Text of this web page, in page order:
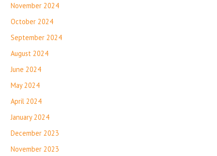
November 2024
October 2024
September 2024
August 2024
June 2024
May 2024
April 2024
January 2024
December 2023
November 2023